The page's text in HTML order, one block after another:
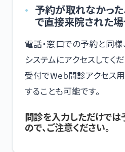
予約が取れなかった
で直接来院された
電話・窓口での予約と同様
システムにアクセスしてくだ
受付でWeb問診アクセス
することも可能です。
問診を入力しただけでは
ので、ご注意ください。